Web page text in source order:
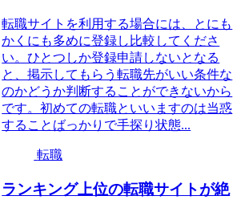
転職サイトを利用する場合には、とにも
かくにも多めに登録し比較してくださ
い。ひとつしか登録申請しないとなる
と、掲示してもらう転職先がいい条件な
のかどうか判断することができないから
です。初めての転職といいますのは当惑
することばっかりで手探り状態...
転職
ランキング上位の転職サイトが絶